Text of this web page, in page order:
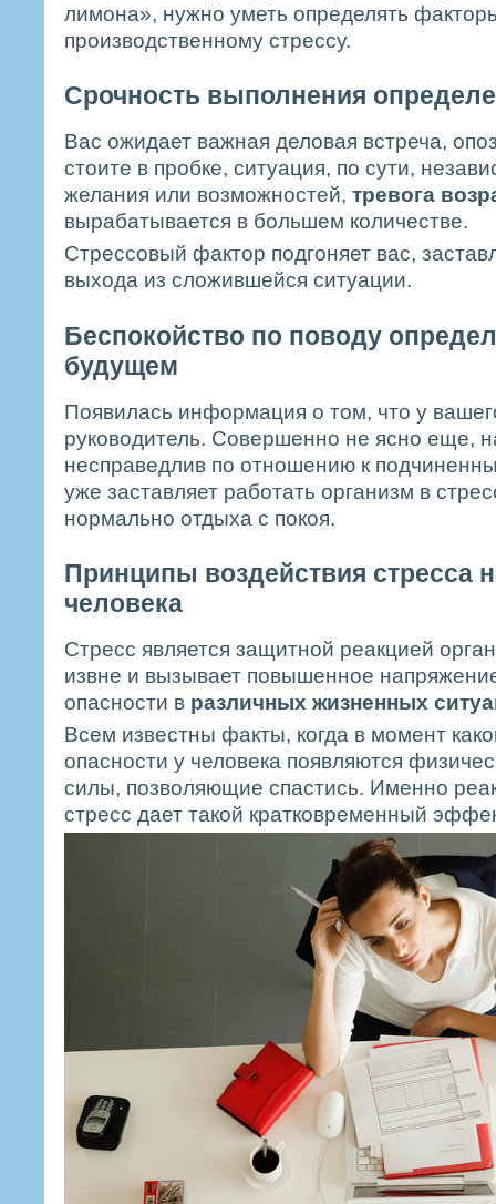
лимона», нужно уметь определять
производственному стрессу.
Срочность выполнения
Вас ожидает важная деловая встреча,
стоите в пробке, ситуация, по сути,
желания или возможностей, тревога
вырабатывается в большем количестве.
Стрессовый фактор подгоняет вас,
выхода из сложившейся ситуации.
Беспокойство по поводу
будущем
Появилась информация о том, что у
руководитель. Совершенно не ясно еще,
несправедлив по отношению к
уже заставляет работать организм в
нормально отдыха с покоя.
Принципы воздействия стресса
человека
Стресс является защитной реакцией
извне и вызывает повышенное
опасности в различных жизненных
Всем известны факты, когда в момент
опасности у человека появляются
силы, позволяющие спастись. Именно
стресс дает такой кратковременный